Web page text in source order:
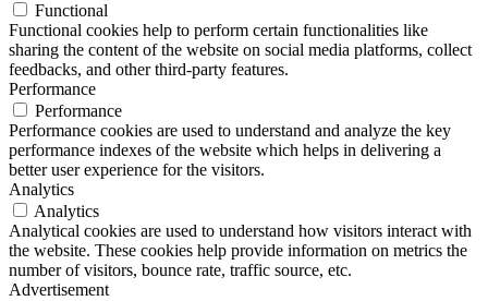
Functional
Functional cookies help to perform certain functionalities like
sharing the content of the website on social media platforms, collect
feedbacks, and other third-party features.
Performance
Performance
Performance cookies are used to understand and analyze the key
performance indexes of the website which helps in delivering a
better user experience for the visitors.
Analytics
Analytics
Analytical cookies are used to understand how visitors interact with
the website. These cookies help provide information on metrics the
number of visitors, bounce rate, traffic source, etc.
Advertisement